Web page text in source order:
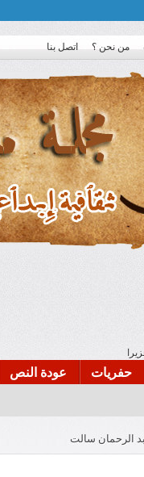
من نحن ؟ اتصل بنا
أدب المقاومة
حفريات عودة النص
الرحمان سالت